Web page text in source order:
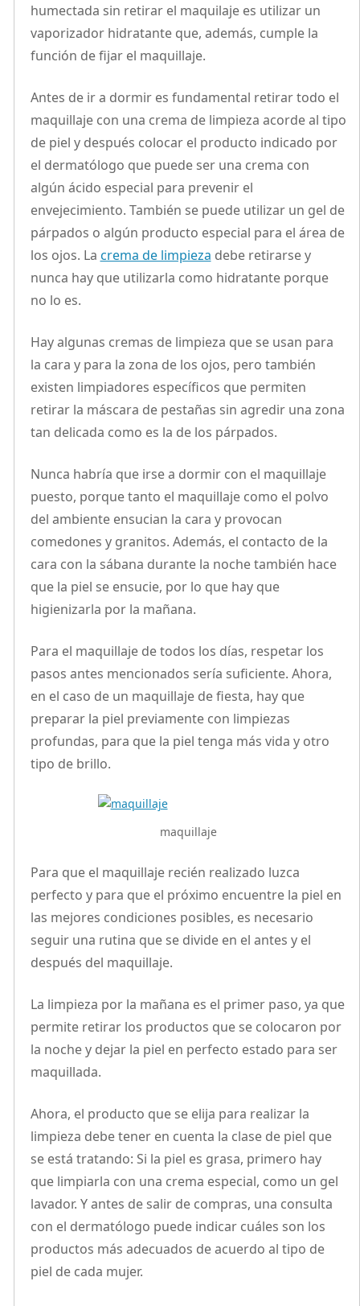
humectada sin retirar el maquilaje es utilizar un
vaporizador hidratante que, además, cumple la
función de fijar el maquillaje.
Antes de ir a dormir es fundamental retirar todo el
maquillaje con una crema de limpieza acorde al tipo
de piel y después colocar el producto indicado por
el dermatólogo que puede ser una crema con
algún ácido especial para prevenir el
envejecimiento. También se puede utilizar un gel de
párpados o algún producto especial para el área de
los ojos. La crema de limpieza debe retirarse y
nunca hay que utilizarla como hidratante porque
no lo es.
Hay algunas cremas de limpieza que se usan para
la cara y para la zona de los ojos, pero también
existen limpiadores específicos que permiten
retirar la máscara de pestañas sin agredir una zona
tan delicada como es la de los párpados.
Nunca habría que irse a dormir con el maquillaje
puesto, porque tanto el maquillaje como el polvo
del ambiente ensucian la cara y provocan
comedones y granitos. Además, el contacto de la
cara con la sábana durante la noche también hace
que la piel se ensucie, por lo que hay que
higienizarla por la mañana.
Para el maquillaje de todos los días, respetar los
pasos antes mencionados sería suficiente. Ahora,
en el caso de un maquillaje de fiesta, hay que
preparar la piel previamente con limpiezas
profundas, para que la piel tenga más vida y otro
tipo de brillo.
maquillaje
Para que el maquillaje recién realizado luzca
perfecto y para que el próximo encuentre la piel en
las mejores condiciones posibles, es necesario
seguir una rutina que se divide en el antes y el
después del maquillaje.
La limpieza por la mañana es el primer paso, ya que
permite retirar los productos que se colocaron por
la noche y dejar la piel en perfecto estado para ser
maquillada.
Ahora, el producto que se elija para realizar la
limpieza debe tener en cuenta la clase de piel que
se está tratando: Si la piel es grasa, primero hay
que limpiarla con una crema especial, como un gel
lavador. Y antes de salir de compras, una consulta
con el dermatólogo puede indicar cuáles son los
productos más adecuados de acuerdo al tipo de
piel de cada mujer.